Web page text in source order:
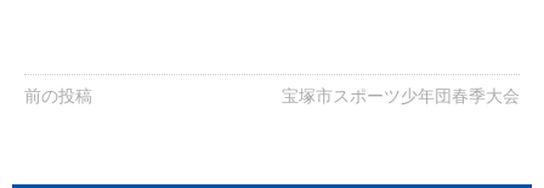
前の投稿 宝塚市スポーツ少年団春季大会